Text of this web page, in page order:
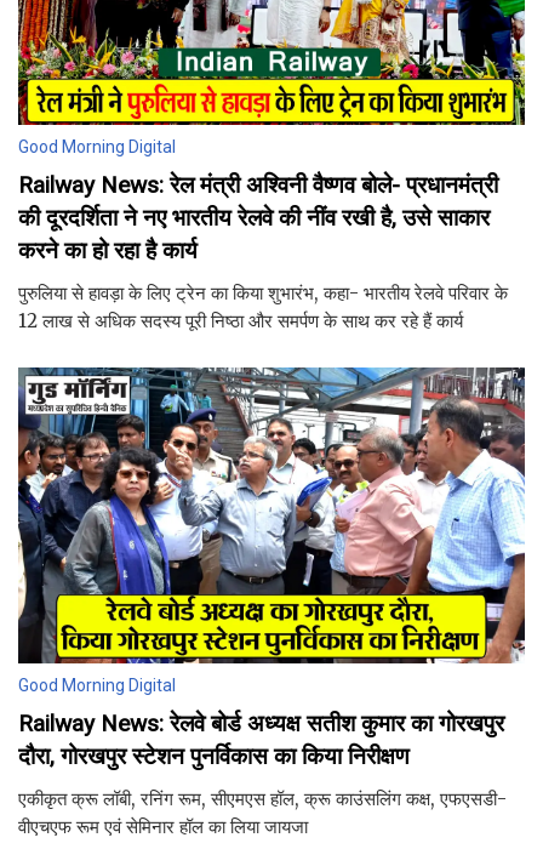
Good Morning Digital
Railway News: रेल मंत्री अश्विनी वैष्णव बोले- प्रधानमंत्री
की दूरदर्शिता ने नए भारतीय रेलवे की नींव रखी है, उसे साकार
करने का हो रहा है कार्य
पुरुलिया से हावड़ा के लिए ट्रेन का किया शुभारंभ, कहा- भारतीय रेलवे परिवार के
12 लाख से अधिक सदस्य पूरी निष्ठा और समर्पण के साथ कर रहे हैं कार्य
Good Morning Digital
Railway News: रेलवे बोर्ड अध्यक्ष सतीश कुमार का गोरखपुर
दौरा, गोरखपुर स्टेशन पुनर्विकास का किया निरीक्षण
एकीकृत क्रू लॉबी, रनिंग रूम, सीएमएस हॉल, क्रू काउंसलिंग कक्ष, एफएसडी-
वीएचएफ रूम एवं सेमिनार हॉल का लिया जायजा